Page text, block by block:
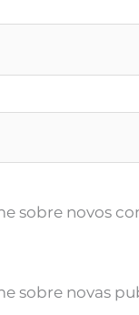
sobre novos
sobre novas